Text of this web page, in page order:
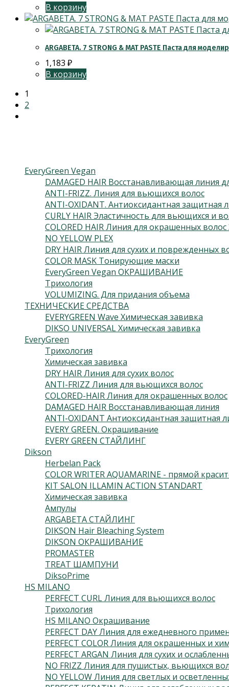
В корзину
ARGABETA. 7 STRONG & MAT PASTE Паста для
1,183 ₽
В корзину
1
2
EveryGreen Vegan
DAMAGED HAIR Восстанавливающая линия
ANTI-FRIZZ. Линия для вьющихся волос
ANTI-OXIDANT. Антиоксидантная защитная
CURLY HAIR Эластичность для вьющихся и
COLORED HAIR Линия для окрашенных
NO YELLOW PLEX
DRY HAIR Линия для сухих и поврежденных
COLOR MASK Тонирующие маски
EveryGreen Vegan ОКРАШИВАНИЕ
Трихология
VOLUMIZING. Для придания объема
ТЕХНИЧЕСКИЕ СРЕДСТВА
EVERYGREEN Wave Химическая завивка
DIKSO UNIVERSAL Химическая завивка
EveryGreen
Трихология
Химическая завивка
DRY HAIR Линия для сухих волос
ANTI-FRIZZ Линия для вьющихся волос
COLORED-HAIR Линия для окрашенных волос
DAMAGED HAIR Восстанавливающая линия
ANTI-OXIDANT Антиоксидантная защитная
EVERY GREEN. Окрашивание
EVERY GREEN СТАЙЛИНГ
Dikson
Herbelan Pack
COLOR WRITER AQUAMARINE - прямой
KIT SALON ILLAMIN ACTION STANDART
Химическая завивка
Ампулы
ARGABETA СТАЙЛИНГ
DIKSON Hair Bleaching System
DIKSON ОКРАШИВАНИЕ
PROMASTER
TREAT ШАМПУНИ
DiksoPrime
HS MILANO
PERFECT CURL Линия для вьющихся волос
Трихология
HS MILANO Окрашивание
PERFECT DAY Линия для ежедневного
PERFECT COLOR Линия для окрашенных и
PERFECT ARGAN Линия для сухих и
NO FRIZZ Линия для пушистых, вьющихся
NO YELLOW Линия для светлых и